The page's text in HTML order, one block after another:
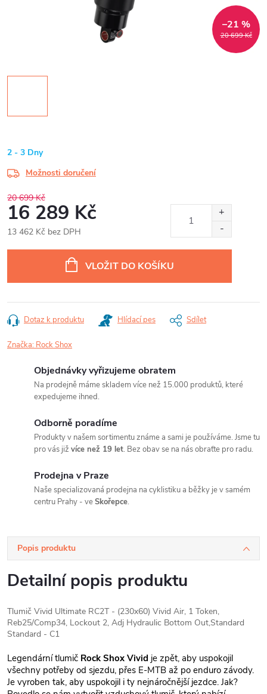
20 699 Kč
–21 %
2 - 3 Dny
Možnosti doručení
20 699 Kč
16 289 Kč
13 462 Kč bez DPH
VLOŽIT DO KOŠÍKU
Dotaz k produktu Hlídací pes Sdílet
Značka: Rock Shox
Objednávky vyřizujeme obratem
Na prodejně máme skladem více než 15.000 produktů, které
expedujeme ihned.
Odborně poradíme
Produkty v našem sortimentu známe a sami je používáme. Jsme tu
pro vás již více než 19 let. Bez obav se na nás obraťte pro radu.
Prodejna v Praze
Naše specializovaná prodejna na cyklistiku a běžky je v samém
centru Prahy - veSkořepce.
Popis produktu
Detailní popis produktu
Tlumič Vivid Ultimate RC2T - (230x60) Vivid Air, 1 Token,
Reb25/Comp34, Lockout 2, Adj Hydraulic Bottom Out,Standard
Standard - C1
Legendární tlumič Rock Shox Vivid je zpět, aby uspokojil
všechny potřeby od sjezdu, přes E-MTB až po enduro závody.
Je vyroben tak, aby uspokojil i ty nejnáročnější jezdce. Jak?